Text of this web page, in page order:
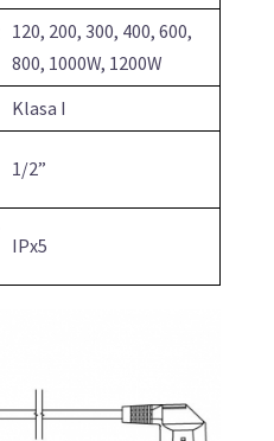
120, 200, 300, 400, 600,
800, 1000W, 1200W
Klasa I
1/2”
IPx5